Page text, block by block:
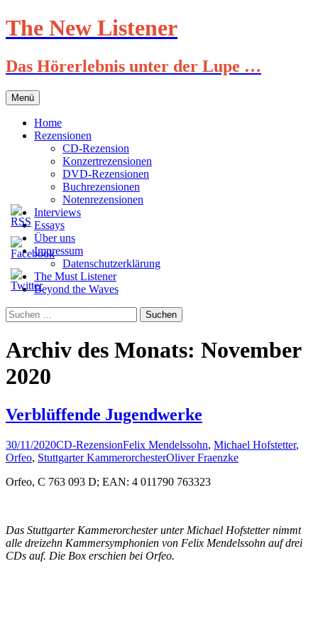
Zum
Inhalt
The New Listener
Das Hörerlebnis unter der Lupe …
Menü
Home
Rezensionen
CD-Rezension
Konzertrezensionen
DVD-Rezensionen
Buchrezensionen
Notenrezensionen
Interviews
Essays
Über uns
Impressum
Datenschutzerklärung
The Must Listener
Beyond the Waves
Suchen
nach:
Archiv des Monats: November
2020
Verblüffende Jugendwerke
30/11/2020CD-RezensionFelix Mendelssohn, Michael Hofstetter,
Orfeo, Stuttgarter KammerorchesterOliver Fraenzke
Orfeo, C 763 093 D; EAN: 4 011790 763323
Das Stuttgarter Kammerorchester unter Michael Hofstetter nimmt
alle dreizehn Kammersymphonien von Felix Mendelssohn auf drei
CDs auf. Die Box erschien bei Orfeo.